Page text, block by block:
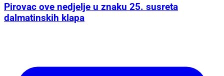
Pirovac ove nedjelje u znaku 25. susreta
dalmatinskih klapa